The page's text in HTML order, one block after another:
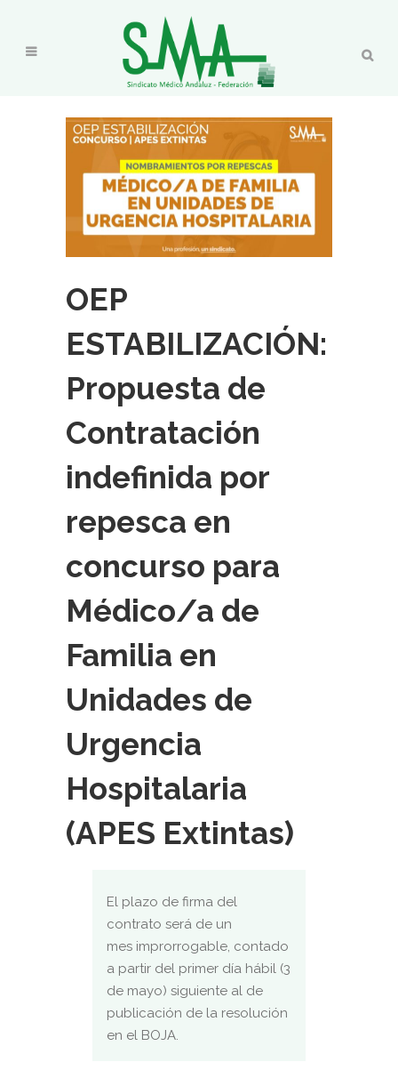
OEP
ESTABILIZACIÓN:
Propuesta de
Contratación
indefinida por
repesca en
concurso para
Médico/a de
Familia en
Unidades de
Urgencia
Hospitalaria
(APES Extintas)
El plazo de firma del
contrato será de un
mes improrrogable, contado
a partir del primer día hábil (3
de mayo) siguiente al de
publicación de la resolución
en el BOJA.